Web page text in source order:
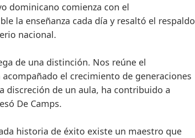
dominicano comienza con el
la enseñanza cada día y resaltó el respaldo
nacional.
de una distinción. Nos reúne el
el crecimiento de generaciones
discreción de un aula, ha contribuido a
De Camps.
historia de éxito existe un maestro que